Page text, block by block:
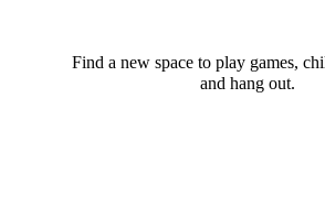
Find a new space to play games,
and hang out.